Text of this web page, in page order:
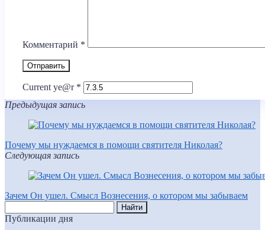
Комментарий *
Current ye@r *
Предыдущая запись
Почему мы нуждаемся в помощи святителя Николая?
Следующая запись
Зачем Он ушел. Смысл Вознесения, о котором мы забываем
Публикации дня